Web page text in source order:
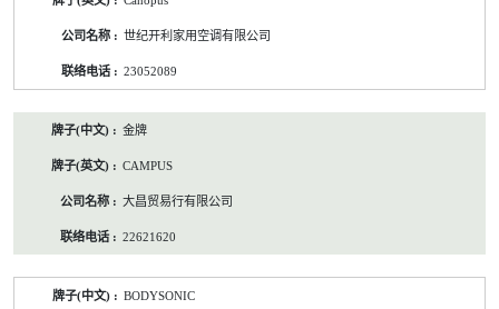
世纪开利家用空调有限公司
23052089
金牌
CAMPUS
大昌贸易行有限公司
22621620
BODYSONIC